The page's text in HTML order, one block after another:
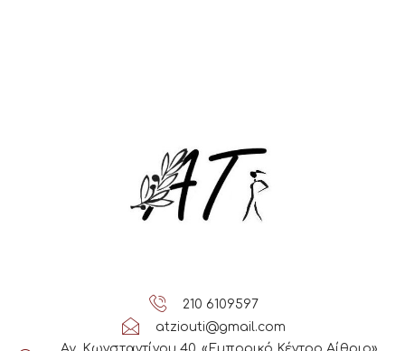
210 6109597
atziouti@gmail.com